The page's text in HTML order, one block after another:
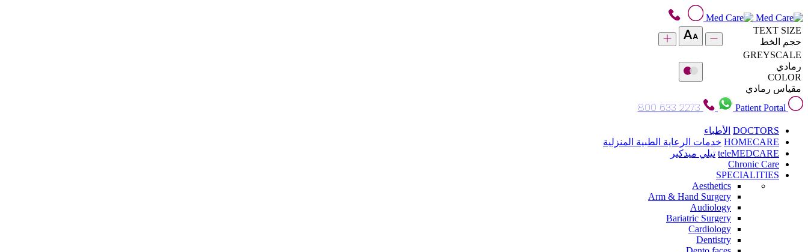
TEXT SIZE
حجم الخط
GREYSCALE
رمادي
COLOR
مقياس رمادي
Patient Portal
800 633 2273
DOCTORS الأطباء
HOMECARE خدمات الرعاية الطبية المنزلية
teleMEDCARE تيلي ميدكير
Chronic Care
SPECIALITIES
Aesthetics
Arm & Hand Surgery
Audiology
Bariatric Surgery
Cardiology
Dentistry